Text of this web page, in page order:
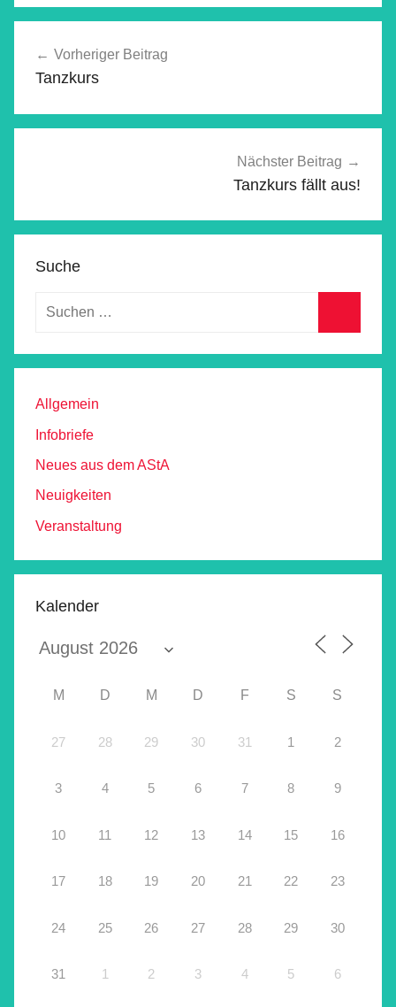
Vorheriger Beitrag
Tanzkurs
Nächster Beitrag
Tanzkurs fällt aus!
Suche
Allgemein
Infobriefe
Neues aus dem AStA
Neuigkeiten
Veranstaltung
Kalender
M D M D F S S
27 28 29 30 31 1 2
3 4 5 6 7 8 9
10 11 12 13 14 15 16
17 18 19 20 21 22 23
24 25 26 27 28 29 30
31 1 2 3 4 5 6